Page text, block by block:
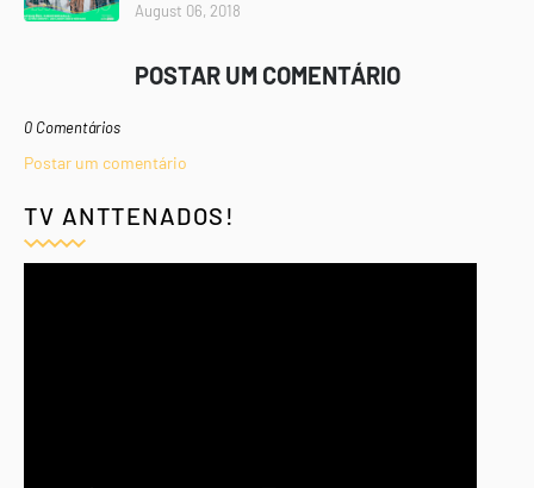
August 06, 2018
POSTAR UM COMENTÁRIO
0 Comentários
Postar um comentário
TV ANTTENADOS!